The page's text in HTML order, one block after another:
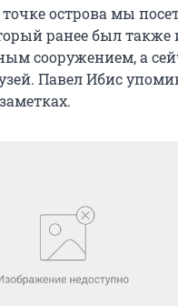
острова мы
ранее был также
сооружением, а
Павел Ибис